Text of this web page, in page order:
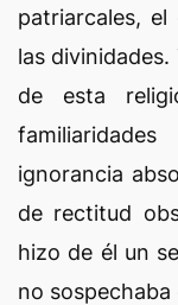
patriarcales,
las
de esta
ignorancia
de rectitud
hizo de él un
no sospechaba